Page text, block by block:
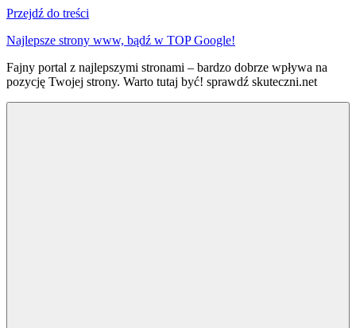
Przejdź do treści
Najlepsze strony www, bądź w TOP Google!
Fajny portal z najlepszymi stronami – bardzo dobrze wpływa na
pozycję Twojej strony. Warto tutaj być! sprawdź skuteczni.net